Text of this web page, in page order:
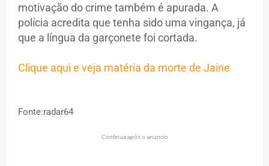
motivação do crime também é apurada. A
polícia acredita que tenha sido uma vingança, já
que a língua da garçonete foi cortada.
Clique aqui e veja matéria da morte de Jaine
Fonte:radar64
Continua após o anuncio